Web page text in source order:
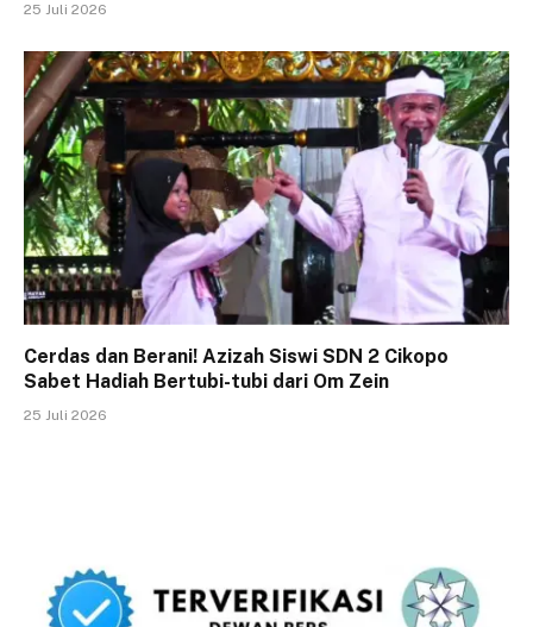
25 Juli 2026
Cerdas dan Berani! Azizah Siswi SDN 2 Cikopo
Sabet Hadiah Bertubi-tubi dari Om Zein
25 Juli 2026